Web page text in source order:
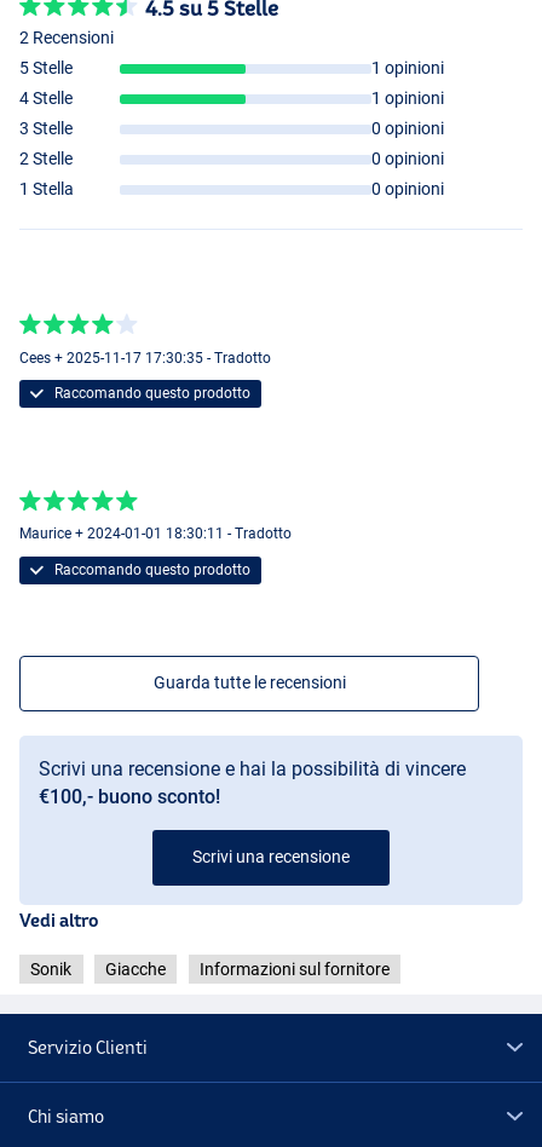
4.5 su 5 Stelle
2 Recensioni
5 Stelle
1 opinioni
4 Stelle
1 opinioni
3 Stelle
0 opinioni
2 Stelle
0 opinioni
1 Stella
0 opinioni
Cees + 2025-11-17 17:30:35 - Tradotto
Raccomando questo prodotto
Maurice + 2024-01-01 18:30:11 - Tradotto
Raccomando questo prodotto
Guarda tutte le recensioni
Scrivi una recensione e hai la possibilità di vincere
€100,- buono sconto!
Scrivi una recensione
Vedi altro
Sonik Giacche Informazioni sul fornitore
Servizio Clienti
Chi siamo